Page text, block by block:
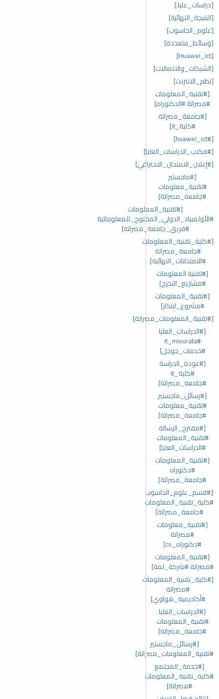
[دراسات_عليا،]
[النتيجة_النهائية]
[علوم_الحاسوب]
[وسائط_متعددة]
[Huawei_ict]
[الشبكات_والاتصالات]
[نظم_الانترنت]
[#تقنية_المعلومات
#مصراتة #الدكتوراه]
[#جامعة_مصراتة
#كلية_it]
[#huawei_ict]
[#مكتب_الدراسات_العليا]
[#إعلان_الامتحان_الاحترافي]
[#ماجستير
#تقنية_معلومات
#جامعة_مصراتة]
[#تقنية_المعلومات
#الأولمبياد_الدولي_المفتوح_للمعلوماتية
#فريق_جامعة_مصراتة]
[#كلية_تقنية_المعلومات
#جامعة_مصراتة
#الامتحانات_النهائية]
[#تقنية المعلومات
#مشاريع_التخرج]
[#تقنية_المعلومات
#مشروع_ابتكار]
[#تقنية_المعلومات_مصراتة]
[#الدراسات_العليا
#it_misurata
#خدمات_جوجل]
[#عودة_الدراسة
#كلية_it
#جامعة_مصراتة]
[#رسائل_ماجستير
#تقنية_معلومات
#جامعة_مصراتة]
[#مقترح_الرسالة
#تقنية_المعلومات
#الدراسات_العليا]
[#تقنية_المعلومات
#دكتوراه
#جامعة_مصراتة]
[#قسم_علوم_الحاسوب
#كلية_تقنية_المعلومات
#جامعة_مصراتة]
[#تقنية_معلومات
#مصراتة
#دكتوراه_cs]
[#تقنية_المعلومات
#مصراتة #شركة_لمة]
[#كلية_تقنية_المعلومات
#مصراتة
#أكاديمية_هواوي]
[#الدراسات_العليا
#تقنية_المعلومات
#جامعة_مصراتة]
[#رسائل_ماجستير
#تقنية_المعلومات_مصراتة]
[#خدمة_المجتمع
#كلية_تقنية_المعلومات
#مصراتة]